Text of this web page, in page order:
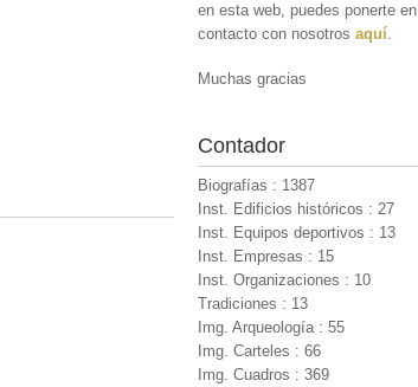
en esta web, puedes ponerte en
contacto con nosotrosaquí.
Muchas gracias
Contador
Biografías : 1387
Inst. Edificios históricos : 27
Inst. Equipos deportivos : 13
Inst. Empresas : 15
Inst. Organizaciones : 10
Tradiciones : 13
Img. Arqueología : 55
Img. Carteles : 66
Img. Cuadros : 369